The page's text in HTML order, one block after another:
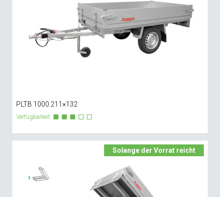
PLTB 1000.211×132
Verfügbarkeit:
Solange der Vorrat reicht